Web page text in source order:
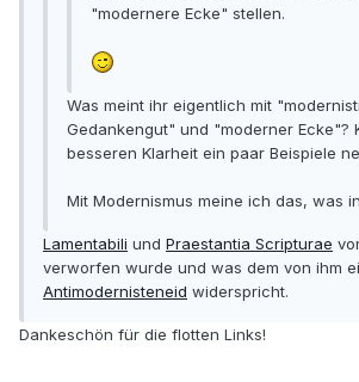
"modernere Ecke" stellen.
Was meint ihr eigentlich mit
Gedankengut" und "moderner Ecke"?
besseren Klarheit ein paar Beispiele
Mit Modernismus meine ich das, was in
Lamentabili und Praestantia Scripturae
verworfen wurde und was dem von ihm
Antimodernisteneid widerspricht.
Dankeschön für die flotten Links!